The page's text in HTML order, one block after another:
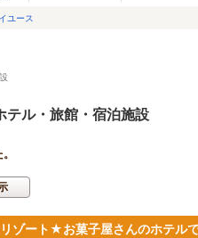
ユース
テル・旅館・宿泊施設
ゾート★お菓子屋さんのホテル